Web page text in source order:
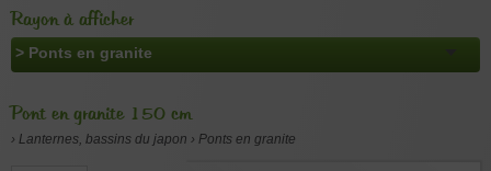
Rayon à afficher
Pont en granite 150 cm
› Lanternes, bassins du japon › Ponts en granite